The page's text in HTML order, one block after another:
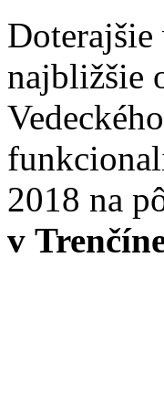
najbližšie
2018 na
v